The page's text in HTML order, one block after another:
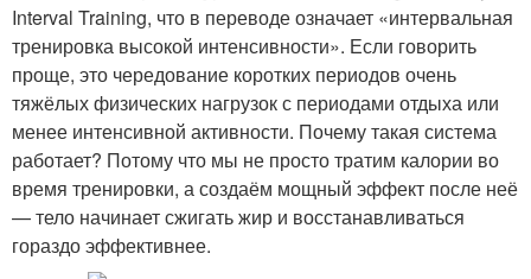
Interval Training, что в переводе означает «интервальная
тренировка высокой интенсивности». Если говорить
проще, это чередование коротких периодов очень
тяжёлых физических нагрузок с периодами отдыха или
менее интенсивной активности. Почему такая система
работает? Потому что мы не просто тратим калории во
время тренировки, а создаём мощный эффект после неё
— тело начинает сжигать жир и восстанавливаться
гораздо эффективнее.